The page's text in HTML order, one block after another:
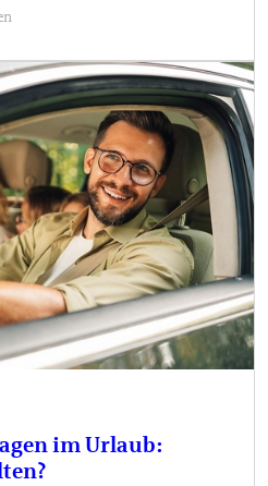
im Urlaub: